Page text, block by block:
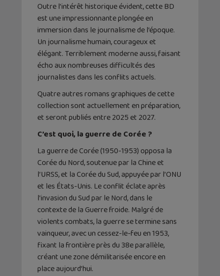
Outre l’intérêt historique évident, cette BD
est une impressionnante plongée en
immersion dans le journalisme de l’époque.
Un journalisme humain, courageux et
élégant. Terriblement moderne aussi, faisant
écho aux nombreuses difficultés des
journalistes dans les conflits actuels.
Quatre autres romans graphiques de cette
collection sont actuellement en préparation,
et seront publiés entre 2025 et 2027.
C’est quoi, la guerre de Corée ?
La guerre de Corée (1950-1953) opposa la
Corée du Nord, soutenue par la Chine et
l’URSS, et la Corée du Sud, appuyée par l’ONU
et les États-Unis. Le conflit éclate après
l’invasion du Sud par le Nord, dans le
contexte de la Guerre froide. Malgré de
violents combats, la guerre se termine sans
vainqueur, avec un cessez-le-feu en 1953,
fixant la frontière près du 38e parallèle,
créant une zone démilitarisée encore en
place aujourd’hui.